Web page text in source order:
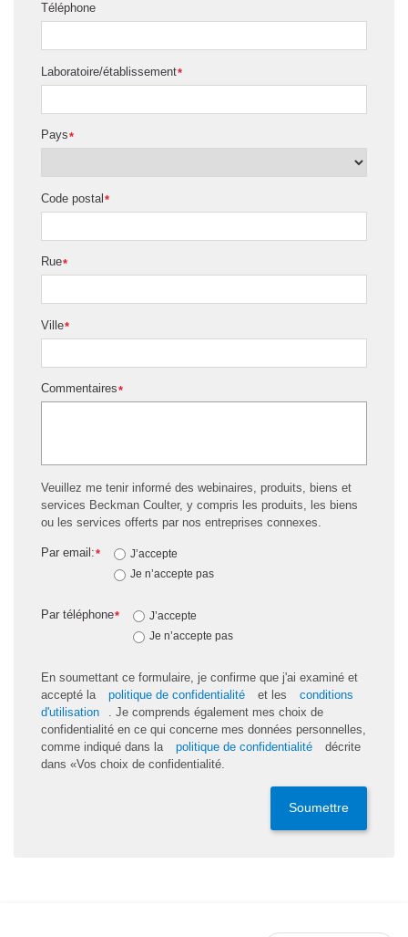
Téléphone
*
Laboratoire/établissement
*
Pays
*
Code postal
*
Rue
*
Ville
*
Commentaires
Veuillez me tenir informé des webinaires, produits, biens et
services Beckman Coulter, y compris les produits, les biens
ou les services offerts par nos entreprises connexes.
*
Par email:
J’accepte
Je n’accepte pas
*
Par téléphone
J’accepte
Je n’accepte pas
En soumettant ce formulaire, je confirme que j'ai examiné et
accepté la
politique de confidentialité et les
conditions
d'utilisation
. Je comprends également mes choix de
confidentialité en ce qui concerne mes données personnelles,
comme indiqué dans la
politique de confidentialité
décrite
dans «Vos choix de confidentialité.
Soumettre